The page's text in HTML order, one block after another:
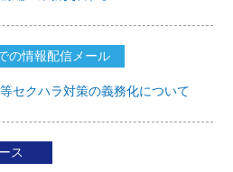
の情報配信メール
セクハラ対策の義務化について
ス